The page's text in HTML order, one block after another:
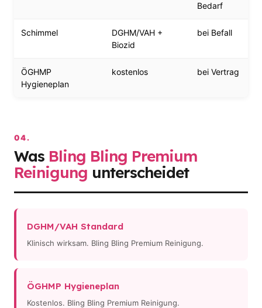
Bedarf
Schimmel
DGHM/VAH +
Biozid
bei Befall
ÖGHMP
Hygieneplan
kostenlos bei Vertrag
04.
Was Bling Bling Premium
Reinigung unterscheidet
DGHM/VAH Standard
Klinisch wirksam. Bling Bling Premium Reinigung.
ÖGHMP Hygieneplan
Kostenlos. Bling Bling Premium Reinigung.